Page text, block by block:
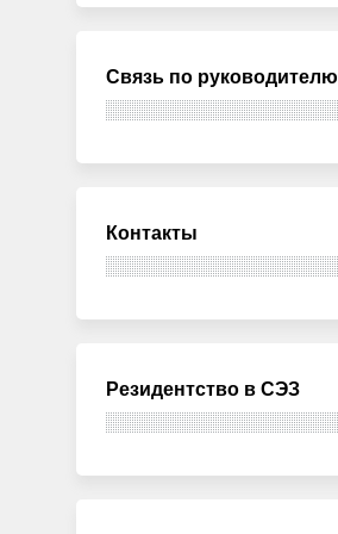
Связь по руководителю
Контакты
Резидентство в СЭЗ